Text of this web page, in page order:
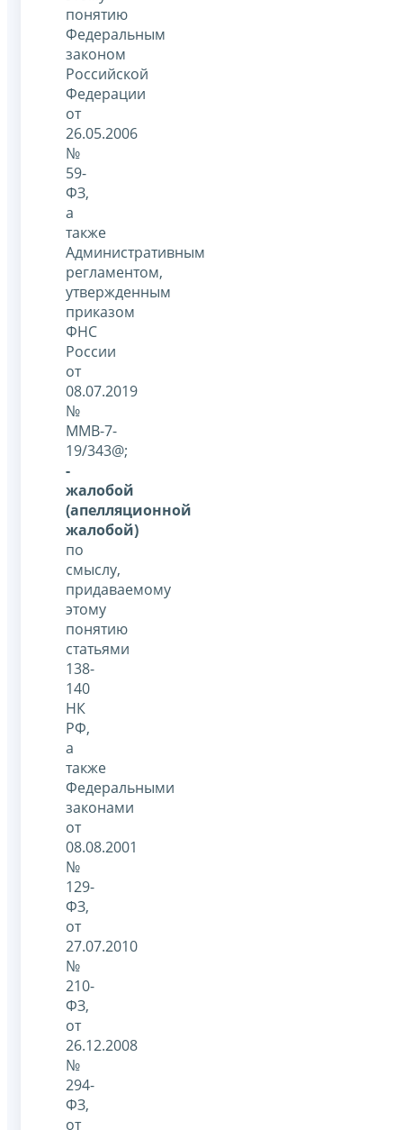
понятию
Федеральным
законом
Российской
Федерации
от
26.05.2006
№
59-
ФЗ,
а
также
Административным
регламентом,
утвержденным
приказом
ФНС
России
от
08.07.2019
№
ММВ-7-
19/343@;
-
жалобой
(апелляционной
жалобой)
по
смыслу,
придаваемому
этому
понятию
статьями
138-
140
НК
РФ,
а
также
Федеральными
законами
от
08.08.2001
№
129-
ФЗ,
от
27.07.2010
№
210-
ФЗ,
от
26.12.2008
№
294-
ФЗ,
от